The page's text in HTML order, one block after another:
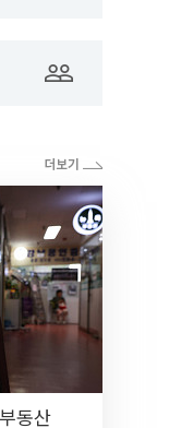
동산